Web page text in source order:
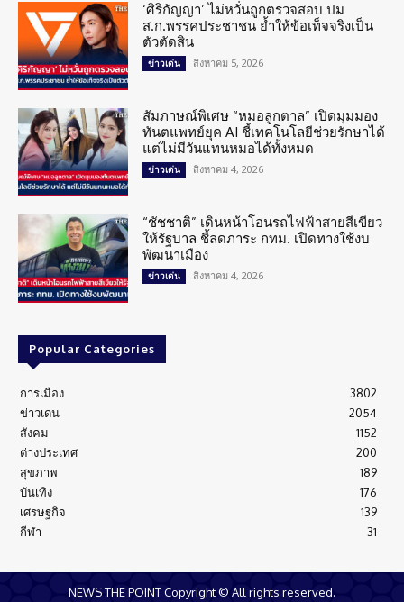
‘ศิริกัญญา’ ไม่หวั่นถูกตรวจสอบ ปม
ส.ก.พรรคประชาชน ย้ำให้ข้อเท็จจริงเป็น
ตัวตัดสิน
ข่าวเด่น สิงหาคม 5, 2026
สัมภาษณ์พิเศษ “หมอลูกตาล” เปิดมุมมอง
ทันตแพทย์ยุค AI ชี้เทคโนโลยีช่วยรักษาได้
แต่ไม่มีวันแทนหมอได้ทั้งหมด
ข่าวเด่น สิงหาคม 4, 2026
“ชัชชาติ” เดินหน้าโอนรถไฟฟ้าสายสีเขียว
ให้รัฐบาล ชี้ลดภาระ กทม. เปิดทางใช้งบ
พัฒนาเมือง
ข่าวเด่น สิงหาคม 4, 2026
Popular Categories
การเมือง
3802
ข่าวเด่น
2054
สังคม
1152
ต่างประเทศ
200
สุขภาพ
189
บันเทิง
176
เศรษฐกิจ
139
กีฬา
31
NEWS THE POINT Copyright © All rights reserved.